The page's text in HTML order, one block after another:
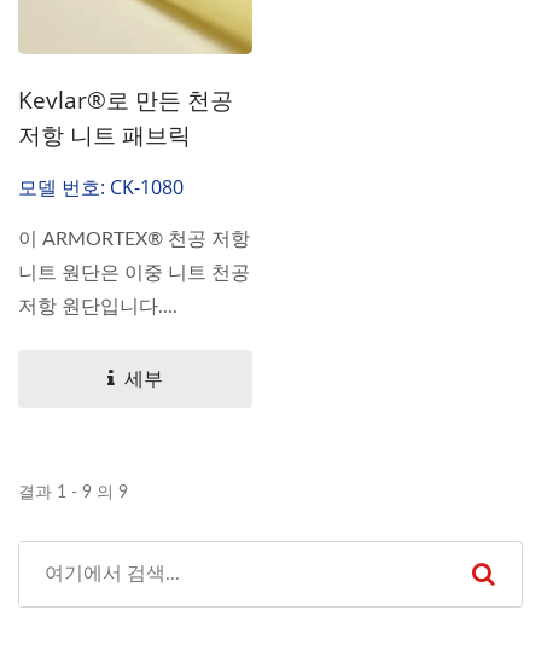
Kevlar®로 만든 천공
저항 니트 패브릭
모델 번호: CK-1080
이 ARMORTEX® 천공 저항
니트 원단은 이중 니트 천공
저항 원단입니다....
세부
결과 1 - 9 의 9